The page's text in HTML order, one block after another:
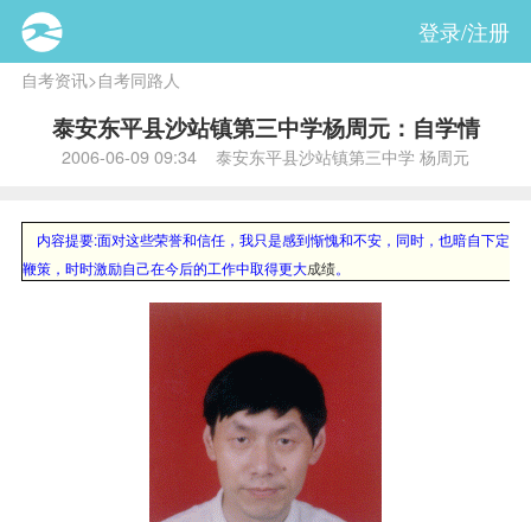
登录/注册
自考资讯>自考同路人
泰安东平县沙站镇第三中学杨周元：自学情
2006-06-09 09:34 泰安东平县沙站镇第三中学 杨周元
内容提要:面对这些荣誉和信任，我只是感到惭愧和不安，同时，也暗自下定
鞭策，时时激励自己在今后的工作中取得更大成绩。